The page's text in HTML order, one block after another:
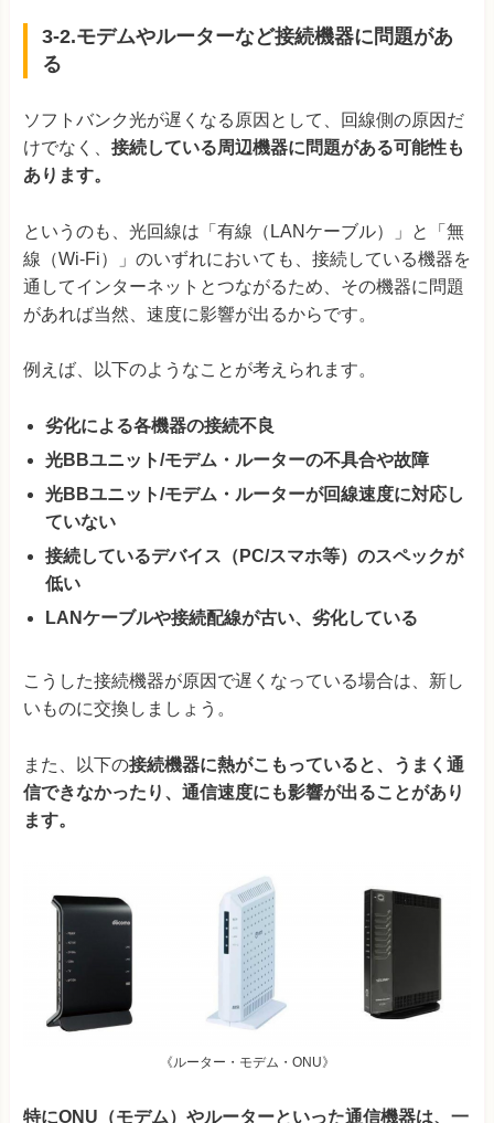
3-2.モデムやルーターなど接続機器に問題があ
る
ソフトバンク光が遅くなる原因として、回線側の原因だ
けでなく、 接続している周辺機器に問題がある可能性も
あります。
というのも、光回線は「有線（LANケーブル）」と「無
線（Wi-Fi）」のいずれにおいても、接続している機器を
通してインターネットとつながるため、その機器に問題
があれば当然、速度に影響が出るからです。
例えば、以下のようなことが考えられます。
劣化による各機器の接続不良
光BBユニット/モデム・ルーターの不具合や故障
光BBユニット/モデム・ルーターが回線速度に対応し
ていない
接続しているデバイス（PC/スマホ等）のスペックが
低い
LANケーブルや接続配線が古い、劣化している
こうした接続機器が原因で遅くなっている場合は、新し
いものに交換しましょう。
また、以下の接続機器に熱がこもっていると、うまく通
信できなかったり、通信速度にも影響が出ることがあり
ます。
《ルーター・モデム・ONU》
特にONU（モデム）やルーターといった通信機器は、一